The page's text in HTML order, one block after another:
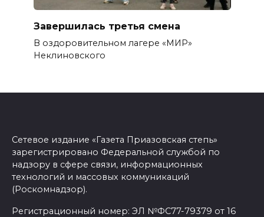
Завершилась третья смена
В оздоровительном лагере «МИР»
Неклиновского
Сетевое издание «Газета Приазовская степь»
зарегистрировано Федеральной службой по
надзору в сфере связи, информационных
технологий и массовых коммуникаций
(Роскомнадзор).
Регистрационный номер: ЭЛ №ФС77-79379 от 16